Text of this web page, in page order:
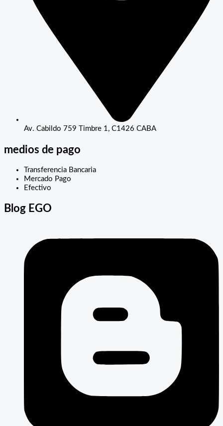
Av. Cabildo 759 Timbre 1, C1426 CABA
medios de pago
Transferencia Bancaria
Mercado Pago
Efectivo
Blog EGO